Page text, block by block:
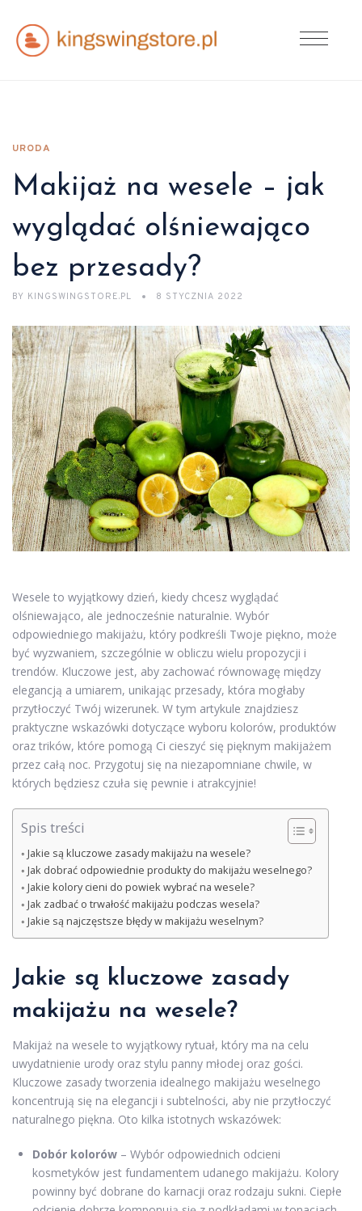
URODA
Makijaż na wesele – jak
wyglądać olśniewająco
bez przesady?
BY KINGSWINGSTORE.PL 8 STYCZNIA 2022
Wesele to wyjątkowy dzień, kiedy chcesz wyglądać
olśniewająco, ale jednocześnie naturalnie. Wybór
odpowiedniego makijażu, który podkreśli Twoje piękno, może
być wyzwaniem, szczególnie w obliczu wielu propozycji i
trendów. Kluczowe jest, aby zachować równowagę między
elegancją a umiarem, unikając przesady, która mogłaby
przytłoczyć Twój wizerunek. W tym artykule znajdziesz
praktyczne wskazówki dotyczące wyboru kolorów, produktów
oraz trików, które pomogą Ci cieszyć się pięknym makijażem
przez całą noc. Przygotuj się na niezapomniane chwile, w
których będziesz czuła się pewnie i atrakcyjnie!
Spis treści
Jakie są kluczowe zasady makijażu na wesele?
Jak dobrać odpowiednie produkty do makijażu weselnego?
Jakie kolory cieni do powiek wybrać na wesele?
Jak zadbać o trwałość makijażu podczas wesela?
Jakie są najczęstsze błędy w makijażu weselnym?
Jakie są kluczowe zasady
makijażu na wesele?
Makijaż na wesele to wyjątkowy rytuał, który ma na celu
uwydatnienie urody oraz stylu panny młodej oraz gości.
Kluczowe zasady tworzenia idealnego makijażu weselnego
koncentrują się na elegancji i subtelności, aby nie przytłoczyć
naturalnego piękna. Oto kilka istotnych wskazówek:
Dobór kolorów – Wybór odpowiednich odcieni
kosmetyków jest fundamentem udanego makijażu. Kolory
powinny być dobrane do karnacji oraz rodzaju sukni. Ciepłe